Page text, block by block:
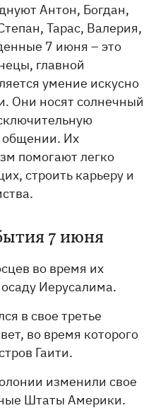
Антон, Богдан,
Тарас, Валерия,
7 июня – это
главной
умение искусно
Они носят солнечный
общении. Их
помогают легко
строить карьеру и
7 июня
во время их
Иерусалима.
в свое третье
во время которого
Гаити.
изменили свое
Штаты Америки.